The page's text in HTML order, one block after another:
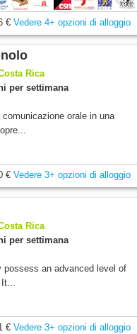
€ Vedere 4+ opzioni di alloggio
Rica
per settimana
orale in una
€ Vedere 3+ opzioni di alloggio
Rica
per settimana
possess an advanced level of
It...
€ Vedere 3+ opzioni di alloggio